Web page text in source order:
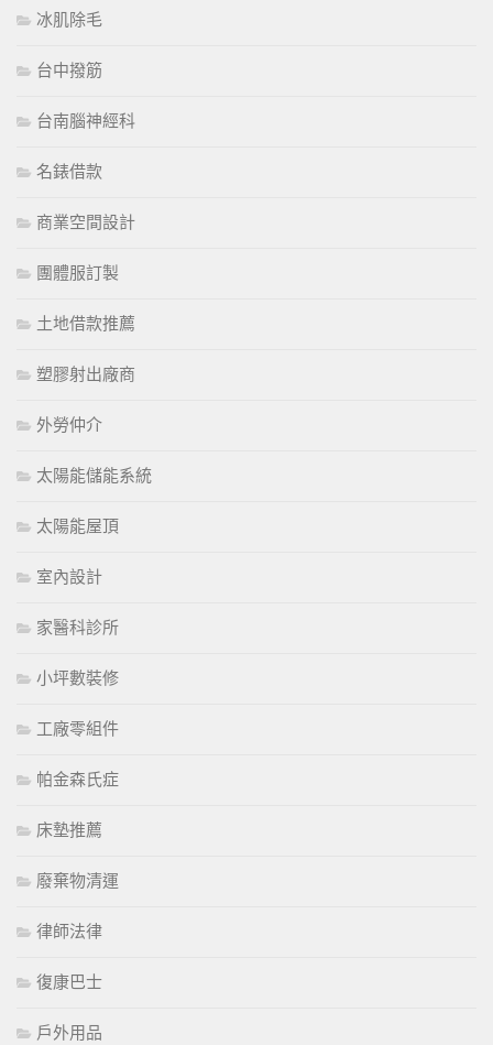
冰肌除毛
台中撥筋
台南腦神經科
名錶借款
商業空間設計
團體服訂製
土地借款推薦
塑膠射出廠商
外勞仲介
太陽能儲能系統
太陽能屋頂
室內設計
家醫科診所
小坪數裝修
工廠零組件
帕金森氏症
床墊推薦
廢棄物清運
律師法律
復康巴士
戶外用品